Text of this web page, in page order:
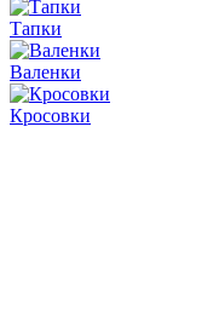
Тапки
Валенки
Кросовки